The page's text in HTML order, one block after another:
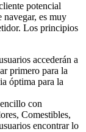
potencial
es muy
Los principios
accederán a
primero para la
óptima para la
con
Comestibles,
encontrar lo